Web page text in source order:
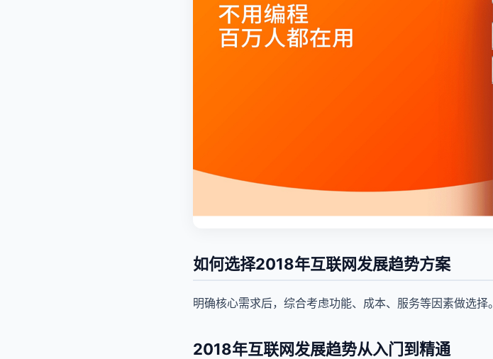
如何选择2018年互联网发展趋势方案
明确核心需求后，综合考虑功能、成本、服务等因素做选择。
2018年互联网发展趋势从入门到精通